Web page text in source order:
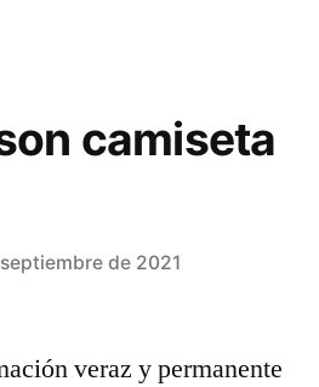
camiseta
de 2021
veraz y permanente